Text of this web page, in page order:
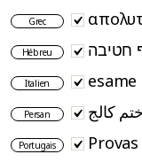
Grec
Hébreu חטיבה
Italien
Persan کالج
Portugais